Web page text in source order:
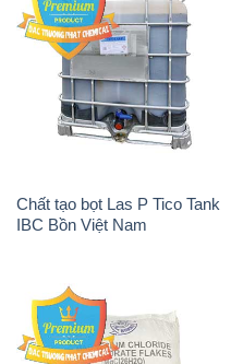
Chất tạo bọt Las P Tico Tank
IBC Bồn Việt Nam